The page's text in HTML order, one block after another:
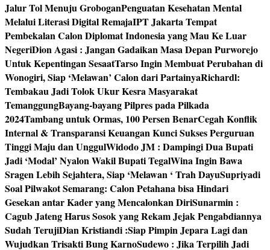
Jalur Tol Menuju GroboganPenguatan Kesehatan Mental
Melalui Literasi Digital RemajaIPT Jakarta Tempat
Pembekalan Calon Diplomat Indonesia yang Mau Ke Luar
NegeriDion Agasi : Jangan Gadaikan Masa Depan Purworejo
Untuk Kepentingan SesaatTarso Ingin Membuat Perubahan di
Wonogiri, Siap ‘Melawan’ Calon dari PartainyaRichardl:
Tembakau Jadi Tolok Ukur Kesra Masyarakat
TemanggungBayang-bayang Pilpres pada Pilkada
2024Tambang untuk Ormas, 100 Persen BenarCegah Konflik
Internal & Transparansi Keuangan Kunci Sukses Perguruan
Tinggi Maju dan UnggulWidodo JM : Dampingi Dua Bupati
Jadi ‘Modal’ Nyalon Wakil Bupati TegalWina Ingin Bawa
Sragen Lebih Sejahtera, Siap ‘Melawan ‘ Trah DayuSupriyadi
Soal Pilwakot Semarang: Calon Petahana bisa Hindari
Gesekan antar Kader yang Mencalonkan DiriSunarmin :
Cagub Jateng Harus Sosok yang Rekam Jejak Pengabdiannya
Sudah TerujiDian Kristiandi :Siap Pimpin Jepara Lagi dan
Wujudkan Trisakti Bung KarnoSudewo : Jika Terpilih Jadi